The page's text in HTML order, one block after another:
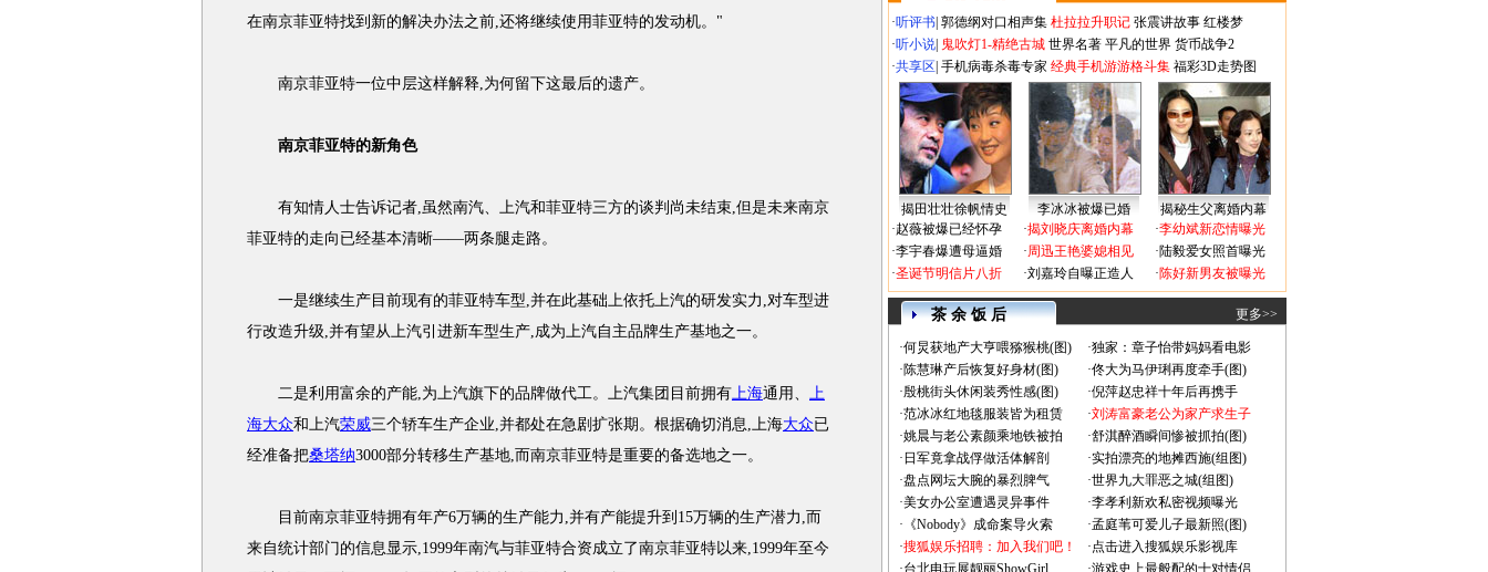
在南京菲亚特找到新的解决办法之前,还将继续使用菲亚特的发动机。"
南京菲亚特一位中层这样解释,为何留下这最后的遗产。
南京菲亚特的新角色
有知情人士告诉记者,虽然南汽、上汽和菲亚特三方的谈判尚未结束,但是未来南京
菲亚特的走向已经基本清晰——两条腿走路。
一是继续生产目前现有的菲亚特车型,并在此基础上依托上汽的研发实力,对车型进
行改造升级,并有望从上汽引进新车型生产,成为上汽自主品牌生产基地之一。
二是利用富余的产能,为上汽旗下的品牌做代工。上汽集团目前拥有上海通用、 上
海大众和上汽荣威三个轿车生产企业,并都处在急剧扩张期。根据确切消息,上海大众已
经准备把桑塔纳3000部分转移生产基地,而南京菲亚特是重要的备选地之一。
目前南京菲亚特拥有年产6万辆的生产能力,并有产能提升到15万辆的生产潜力,而
来自统计部门的信息显示,1999年南汽与菲亚特合资成立了南京菲亚特以来,1999年至今
·听评书 郭德纲对口相声集 杜拉拉升职记 张震讲故事 红楼梦
·听小说 鬼吹灯1-精绝古城 世界名著 平凡的世界 货币战争2
·共享区 手机病毒杀毒专家 经典手机游游格斗集 福彩3D走势图
揭田壮壮徐帆情史 李冰冰被爆已婚
揭秘生父离婚内幕
·赵薇被爆已经怀孕
·李宇春爆遭母逼婚
·圣诞节明信片八折
·揭刘晓庆离婚内幕
·周迅王艳婆媳相见
·刘嘉玲自曝正造人
·李幼斌新恋情曝光
·陆毅爱女照首曝光
·陈好新男友被曝光
茶 余 饭 后 更多>>
·何炅获地产大亨喂猕猴桃(图) ·独家：章子怡带妈妈看电影
·陈慧琳产后恢复好身材(图) ·佟大为马伊琍再度牵手(图)
·殷桃街头休闲装秀性感(图) ·倪萍赵忠祥十年后再携手
·范冰冰红地毯服装皆为租赁 ·刘涛富豪老公为家产求生子
·姚晨与老公素颜乘地铁被拍 ·舒淇醉酒瞬间惨被抓拍(图)
· 日军竟拿战俘做活体解剖 ·实拍漂亮的地摊西施(组图)
·盘点网坛大腕的暴烈脾气 ·世界九大罪恶之城(组图)
·美女办公室遭遇灵异事件 ·李孝利新欢私密视频曝光
· 《Nobody》成命案导火索 ·孟庭苇可爱儿子最新照(图)
·搜狐娱乐招聘：加入我们吧！ ·点击进入搜狐娱乐影视库
·台北电玩展靓丽ShowGirl ·游戏史上最般配的十对情侣